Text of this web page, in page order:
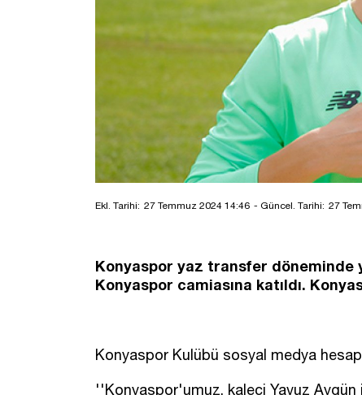
Ekl. Tarihi: 27 Temmuz 2024 14:46 - Güncel. Tarihi: 27
Konyaspor yaz transfer döneminde
Konyaspor camiasına katıldı.
Konyaspor Kulübü sosyal medya
''Konyaspor'umuz, kaleci Yavuz Aygün